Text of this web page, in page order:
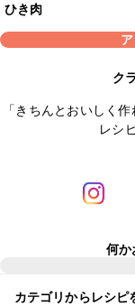
ひき肉
ク
「きちんとおいしく
レシ
何か
カテゴリからレシピ